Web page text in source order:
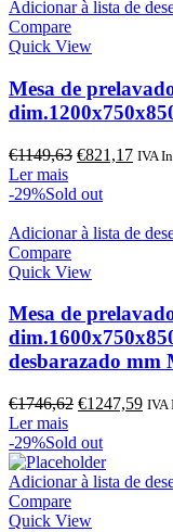
€805,72.
Adicionar à lista de
Compare
Quick View
Mesa de
€1149,63 O
original
€1149,63.
€821,17OIVA
Ler mais
-29%Sold out
Adicionar à lista de
Compare
Quick View
Mesa de
desbarazado mm
€1746,62 O
original
era:
€1746,62.
€1247,59OIVA
Ler mais
-29%Sold out
Adicionar à lista de
Compare
Quick View